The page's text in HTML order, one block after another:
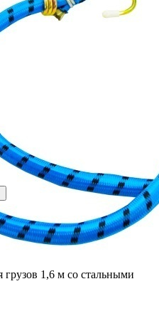
1,6 м со стальными